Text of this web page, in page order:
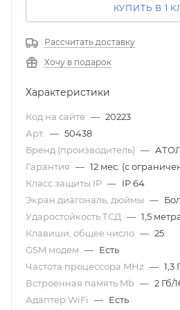
КУПИТЬ В 1
Рассчитать доставку
Хочу в подарок
Характеристики
Код на сайте — 20223
Арт. — 50438
Бренд (производитель) —
Гарантия — 12 мес. (с
Класс защиты IP — IP 64
Экран диагональ, дюймы —
Ударостойкость ТСД — 1,5
Клавиши, общее число — 25
GSM модем — Есть
Частота процессора MHz — 1,3
Встроенная память Mb — 2 Гб/
Адаптер WiFi
— Есть